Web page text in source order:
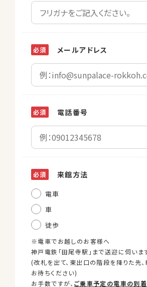
メールアドレス
電話番号
来館方法
電車
車
徒歩
※電車でお越しのお客様へ
神戸電鉄「田尾寺駅」まで送迎に伺いま
(改札を出て、東出口の階段を降りた先
お待ちください)
お手数ですが、 ご乗車予定の電車の到